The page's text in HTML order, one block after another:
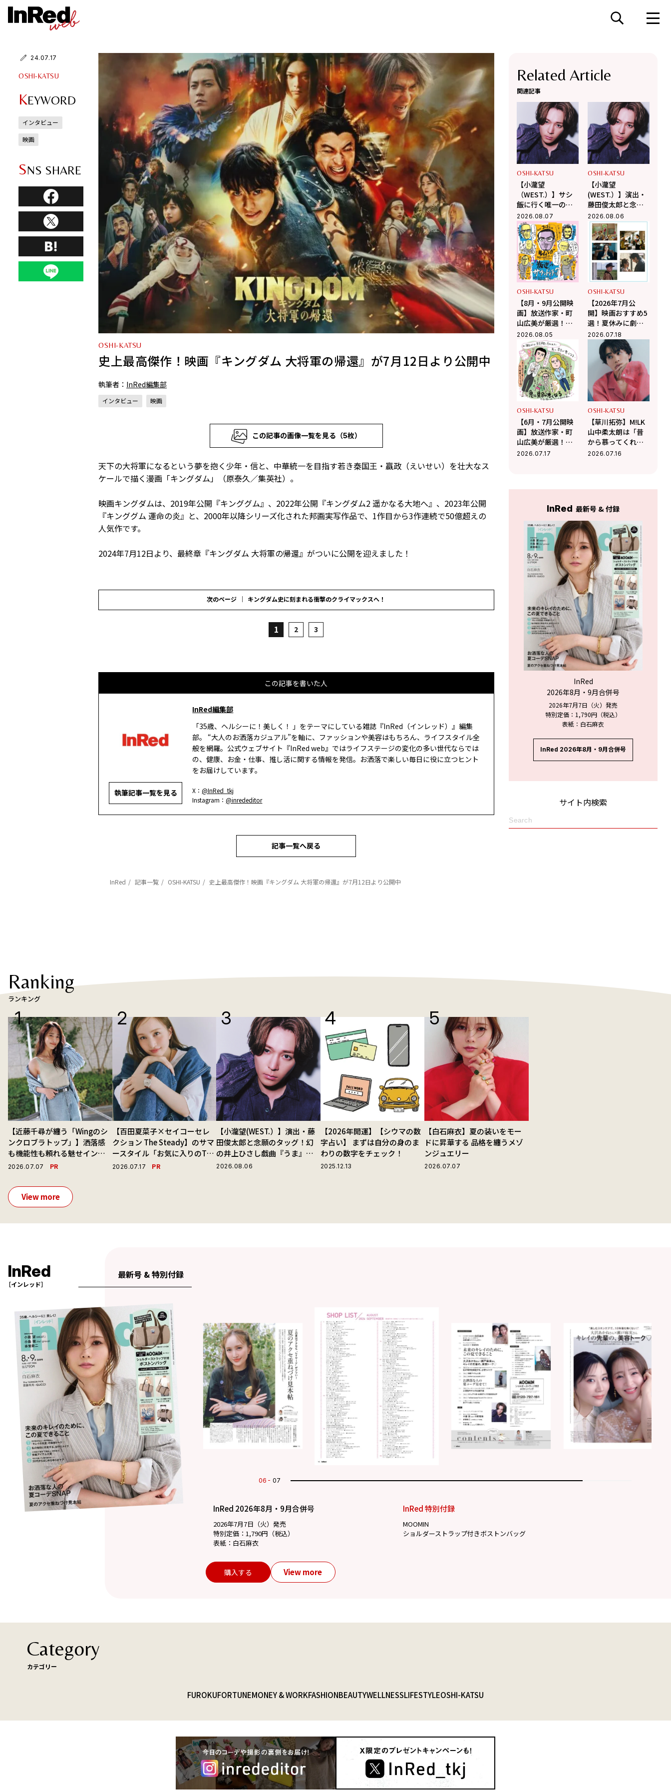
OSHI-KATSU
史上最高傑作！映画『キングダム 大将軍の帰還』が7月12日より公開中
執筆者： InRed編集部
インタビュー 映画
この記事の画像一覧を見る（5枚）
天下の大将軍になるという夢を抱く少年・信と、中華統一を目指す若き秦国王・嬴政（えいせい）を壮大なス
ケールで描く漫画「キングダム」（原泰久／集英社）。
映画キングダムは、2019年公開『キンググム』、2022年公開『キングダム2 遥かなる大地へ』、2023年公開
『キンググム 運命の炎』と、2000年以降シリーズ化された邦画実写作品で、1作目から3作連続で50億超えの
人気作です。
2024年7月12日より、最終章『キングダム 大将軍の帰還』がついに公開を迎えました！
次のページ キングダム史に刻まれる衝撃のクライマックスへ！
1 2 3
この記事を書いた人
執筆記事一覧を見る
InRed編集部
「35歳、ヘルシーに！美しく！ 」をテーマにしている雑誌『InRed（インレッド）』編集
部。 “大人のお洒落カジュアル”を軸に、ファッションや美容はもちろん、ライフスタイル全
般を網羅。公式ウェブサイト『InRed web』ではライフステージの変化の多い世代ならでは
の、健康、お金・仕事、推し活に関する情報を発信。お洒落で楽しい毎日に役に立つヒント
をお届けしています。
X：@InRed_tkj
Instagram：@inrededitor
記事一覧へ戻る
InRed 記事一覧 OSHI-KATSU 史上最高傑作！映画『キングダム 大将軍の帰還』が7月12日より公開中
24.07.17
OSHI-KATSU
KEYWORD
インタビュー
映画
SNS SHARE
Related Article
関連記事
OSHI-KATSU
【小瀧望
（WEST.）】サシ
飯に行く唯一の後
輩は「Aぇ! group
佐野晶哉」プライ
ベートな交友録を
告白
2026.08.07
OSHI-KATSU
【小瀧望
(WEST.）】演出・
藤田俊太郎と念願
のタッグ！幻の井
上ひさし戯曲『う
ま』で演じる“爽快
な悪人”の魅力とは
2026.08.06
OSHI-KATSU
【8月・9月公開映
画】放送作家・町
山広美が厳選！夏
休み観たい映画2選
2026.08.05
OSHI-KATSU
【2026年7月公
開】映画おすすめ5
選！夏休みに劇場
で観るべき話題作
2026.07.18
OSHI-KATSU
【6月・7月公開映
画】放送作家・町
山広美が厳選！こ
の夏観たい映画2選
2026.07.17
OSHI-KATSU
【草川拓弥】M!LK
山中柔太朗は「昔
から慕ってくれて
うれしい」Da-iCE
2026.07.16
InRed 最新号 & 付録
InRed
2026年8月・9月合併号
2026年7月7日（火）発売
特別定価：1,790円（税込）
表紙：白石麻衣
InRed 2026年8月・9月合併号
サイト内検索
Ranking
ランキング
【近藤千尋が纏う「Wingのシ
ンクロブラトップ」】洒落感
も機能性も頼れる魅せインナ
ーで毎日を心地よくアプデ！
2026.07.07 PR
【百田夏菜子×セイコーセレ
クション The Steady】のサマ
ースタイル「お気に入りのTシ
ャツと最高の時計と。」
2026.07.17 PR
【小瀧望(WEST.）】演出・藤
田俊太郎と念願のタッグ！幻
の井上ひさし戯曲『うま』で
演じる“爽快な悪人”の魅力と
2026.08.06
【2026年開運】【シウマの数
字占い】 まずは自分の身のま
わりの数字をチェック！
2025.12.13
【白石麻衣】夏の装いをモー
ドに昇華する 品格を纏うメゾ
ンジュエリー
2026.07.07
View more
InRed
［インレッド］
最新号 & 特別付録
07 07
InRed 2026年8月・9月合併号
2026年7月7日（火）発売
特別定価：1,790円（税込）
表紙：白石麻衣
InRed 特別付録
MOOMIN
ショルダーストラップ付きボストンバッグ
購入する View more
Category
カテゴリー
FUROKUFORTUNEMONEY & WORKFASHIONBEAUTYWELLNESSLIFESTYLEOSHI-KATSU